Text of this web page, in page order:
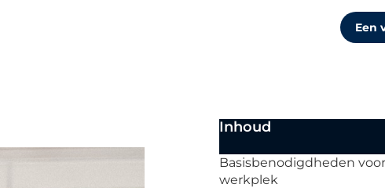
Een
Inhoud
Basisbenodigdheden
werkplek